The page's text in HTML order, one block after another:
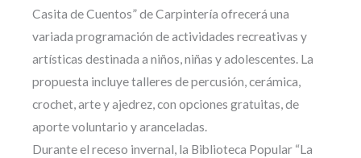
Casita de Cuentos” de Carpintería ofrecerá una
variada programación de actividades recreativas y
artísticas destinada a niños, niñas y adolescentes. La
propuesta incluye talleres de percusión, cerámica,
crochet, arte y ajedrez, con opciones gratuitas, de
aporte voluntario y aranceladas.
Durante el receso invernal, la Biblioteca Popular “La